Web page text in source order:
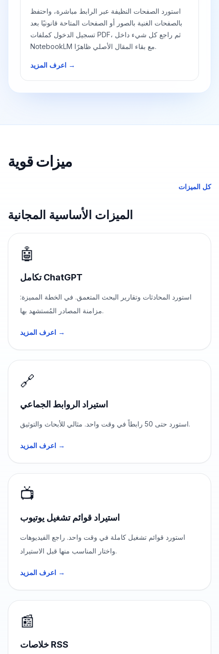
استورد الصفحات النظيفة عبر الرابط مباشرة، واحتفظ
بالصفحات الغنية بالصور أو الصفحات المتاحة قانونيًا بعد
تسجيل الدخول كملفات PDF، ثم راجع كل شيء داخل
NotebookLM مع بقاء المقال الأصلي ظاهرًا.
اعرف المزيد →
ميزات قوية
كل الميزات
الميزات الأساسية المجانية
🤖
تكامل ChatGPT
استورد المحادثات وتقارير البحث المتعمق. في الخطة المميزة:
مزامنة المصادر المُستشهد بها.
اعرف المزيد →
🔗
استيراد الروابط الجماعي
استورد حتى 50 رابطاً في وقت واحد. مثالي للأبحاث والتوثيق.
اعرف المزيد →
📺
استيراد قوائم تشغيل يوتيوب
استورد قوائم تشغيل كاملة في وقت واحد. راجع الفيديوهات
واختار المناسب منها قبل الاستيراد.
اعرف المزيد →
📰
خلاصات RSS